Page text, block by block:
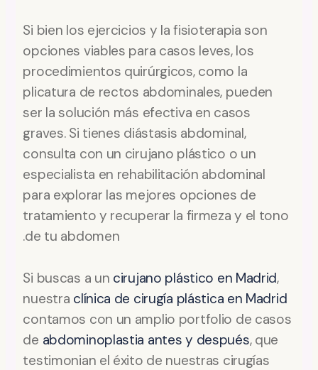
Si bien los ejercicios y la fisioterapia son
opciones viables para casos leves, los
procedimientos quirúrgicos, como la
plicatura de rectos abdominales, pueden
ser la solución más efectiva en casos
graves. Si tienes diástasis abdominal,
consulta con un cirujano plástico o un
especialista en rehabilitación abdominal
para explorar las mejores opciones de
tratamiento y recuperar la firmeza y el tono
de tu abdomen.
Si buscas a un cirujano plástico en Madrid,
nuestra clínica de cirugía plástica en Madrid
contamos con un amplio portfolio de casos
de abdominoplastia antes y después, que
testimonian el éxito de nuestras cirugías